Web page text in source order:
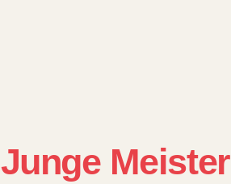
Junge Meister